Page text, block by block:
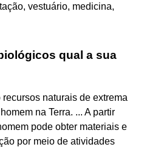
vestuário, medicina,
qual a sua
naturais de extrema
na Terra. ... A partir
pode obter materiais e
por meio de atividades